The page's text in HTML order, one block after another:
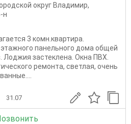
округ Владимир,
н
3 комн.квартира.
панельного дома общей
застеклена. Окна ПВХ.
ремонта, светлая, очень
31.07